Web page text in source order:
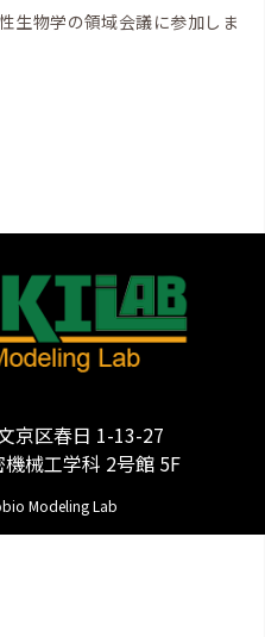
生物学の領域会議に参加しま
京区春日 1-13-27
械工学科 2号館 5F
Modeling Lab